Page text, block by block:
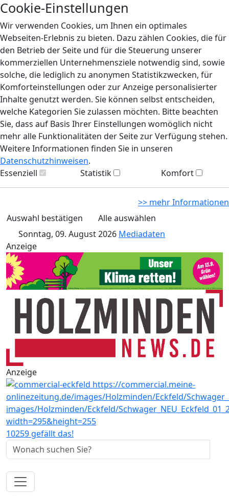
Cookie-Einstellungen
Wir verwenden Cookies, um Ihnen ein optimales
Webseiten-Erlebnis zu bieten. Dazu zählen Cookies, die für
den Betrieb der Seite und für die Steuerung unserer
kommerziellen Unternehmensziele notwendig sind, sowie
solche, die lediglich zu anonymen Statistikzwecken, für
Komforteinstellungen oder zur Anzeige personalisierter
Inhalte genutzt werden. Sie können selbst entscheiden,
welche Kategorien Sie zulassen möchten. Bitte beachten
Sie, dass auf Basis Ihrer Einstellungen womöglich nicht
mehr alle Funktionalitäten der Seite zur Verfügung stehen.
Weitere Informationen finden Sie in unseren
Datenschutzhinweisen.
Essenziell
Statistik Komfort
>> mehr Informationen
Auswahl bestätigen
Alle auswählen
Sonntag, 09. August 2026 Mediadaten
Anzeige
Anzeige
10259 gefällt das!